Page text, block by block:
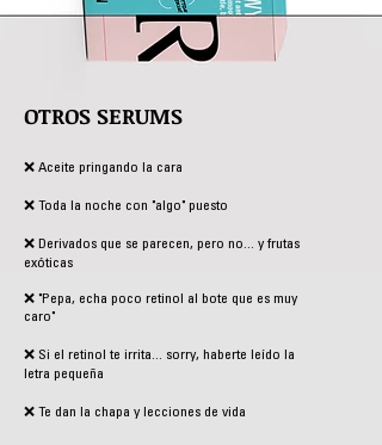
OTROS SERUMS
❌ Aceite pringando la cara
❌ Toda la noche con "algo" puesto
❌ Derivados que se parecen, pero no... y frutas
exóticas
❌ "Pepa, echa poco retinol al bote que es muy
caro"
❌ Si el retinol te irrita... sorry, haberte leído la
letra pequeña
❌ Te dan la chapa y lecciones de vida